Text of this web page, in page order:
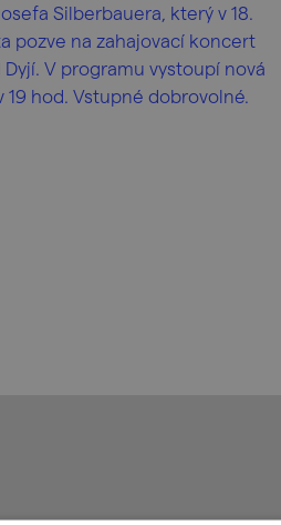
Silberbauera, který v 18.
pozve na zahajovací koncert
V programu vystoupí nová
hod. Vstupné dobrovolné.